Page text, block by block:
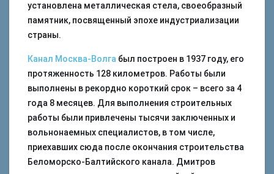
установлена металлическая стела, своеобразный
памятник, посвященный эпохе индустриализации
страны.
Канал Москва-Волга был построен в 1937 году, его
протяженность 128 километров. Работы были
выполнены в рекордно короткий срок – всего за 4
года 8 месяцев. Для выполнения строительных
работы были привлечены тысячи заключенных и
вольнонаемных специалистов, в том числе,
приехавших сюда после окончания строительства
Беломорско-Балтийского канала. Дмитров